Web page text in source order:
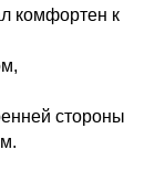
комфортен к
стороны